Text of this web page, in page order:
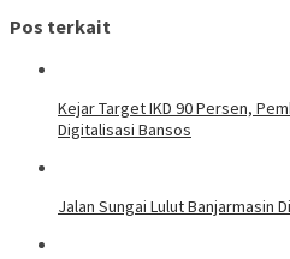
Pos terkait
Kejar Target IKD 90 Persen,
Digitalisasi Bansos
Jalan Sungai Lulut Banjarmasin